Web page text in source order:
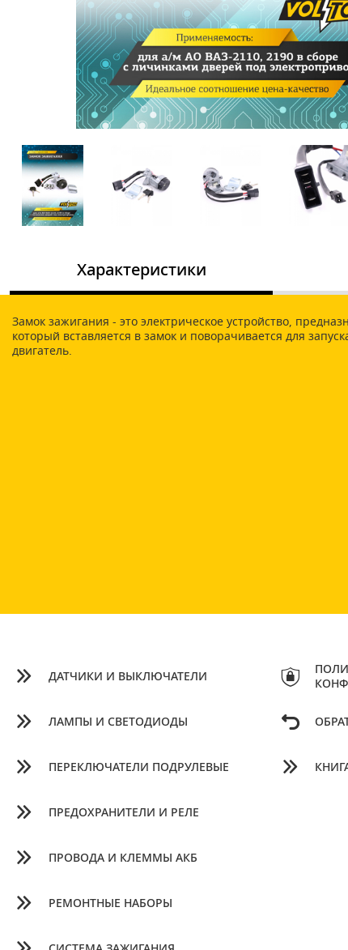
Характеристики
Замок зажигания - это электрическое устройство,
который вставляется в замок и поворачивается для
двигатель.
ДАТЧИКИ И ВЫКЛЮЧАТЕЛИ
ЛАМПЫ И СВЕТОДИОДЫ
ПЕРЕКЛЮЧАТЕЛИ ПОДРУЛЕВЫЕ
ПРЕДОХРАНИТЕЛИ И РЕЛЕ
ПРОВОДА И КЛЕММЫ АКБ
РЕМОНТНЫЕ НАБОРЫ